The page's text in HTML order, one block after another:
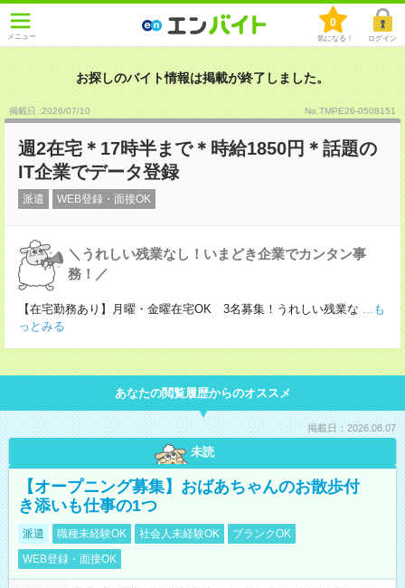
メニュー
0
気になる！ ログイン
お探しのバイト情報は掲載が終了しました。
掲載日 :2026/07/10 No.TMPE26-0508151
週2在宅＊17時半まで＊時給1850円＊話題の
IT企業でデータ登録
派遣 WEB登録・面接OK
＼うれしい残業なし！いまどき企業でカンタン事
務！／
【在宅勤務あり】月曜・金曜在宅OK 3名募集！うれしい残業な ...も
っとみる
あなたの閲覧履歴からのオススメ
掲載日：2026.08.07
未読
【オープニング募集】おばあちゃんのお散歩付
き添いも仕事の1つ
派遣 職種未経験OK 社会人未経験OK
ブランクOK
WEB登録・面接OK